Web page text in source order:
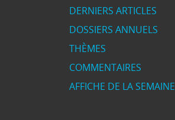
DERNIERS ARTICLES
DOSSIERS ANNUELS
THÈMES
COMMENTAIRES
AFFICHE DE LA SEMAINE